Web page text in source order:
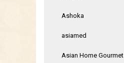
Ashoka
asiamed
Asian Home Gourmet